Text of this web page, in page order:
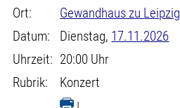
Ort:
Gewandhaus zu Leipzig
Datum:
Dienstag, 17.11.2026
Uhrzeit: 20:00 Uhr
Rubrik:
Konzert